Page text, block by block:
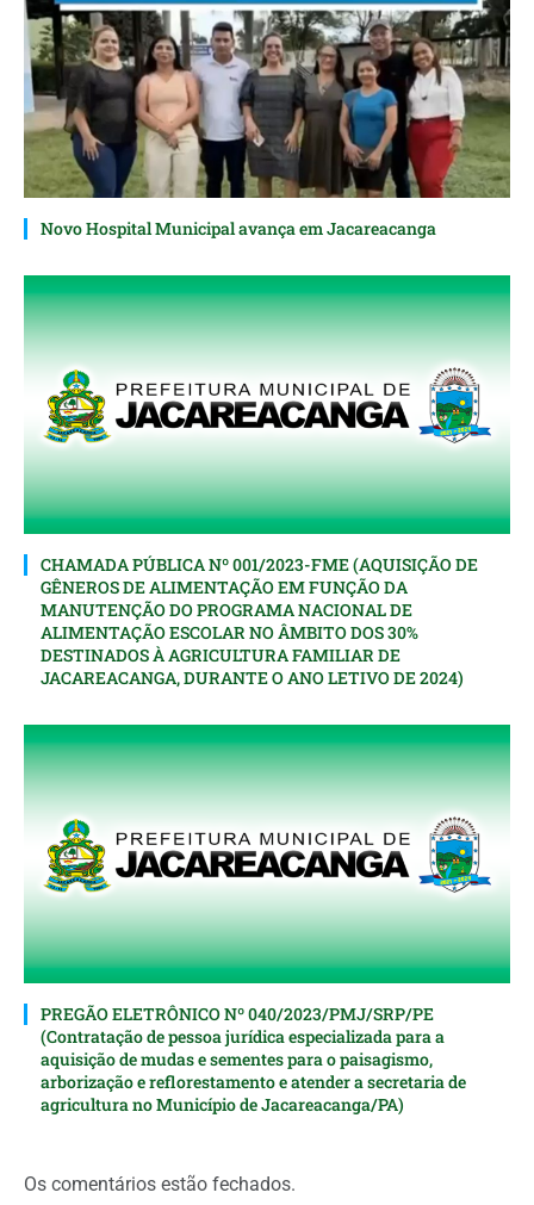
Novo Hospital Municipal avança em Jacareacanga
CHAMADA PÚBLICA Nº 001/2023-FME (AQUISIÇÃO DE
GÊNEROS DE ALIMENTAÇÃO EM FUNÇÃO DA
MANUTENÇÃO DO PROGRAMA NACIONAL DE
ALIMENTAÇÃO ESCOLAR NO ÂMBITO DOS 30%
DESTINADOS À AGRICULTURA FAMILIAR DE
JACAREACANGA, DURANTE O ANO LETIVO DE 2024)
PREGÃO ELETRÔNICO Nº 040/2023/PMJ/SRP/PE
(Contratação de pessoa jurídica especializada para a
aquisição de mudas e sementes para o paisagismo,
arborização e reflorestamento e atender a secretaria de
agricultura no Município de Jacareacanga/PA)
Os comentários estão fechados.